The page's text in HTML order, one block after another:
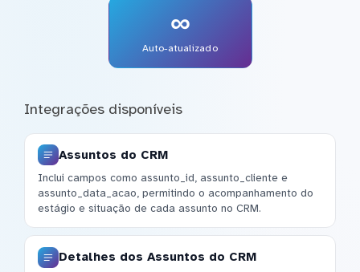
∞
Auto-atualizado
Integrações disponíveis
Assuntos do CRM
Inclui campos como assunto_id, assunto_cliente e
assunto_data_acao, permitindo o acompanhamento do
estágio e situação de cada assunto no CRM.
Detalhes dos Assuntos do CRM